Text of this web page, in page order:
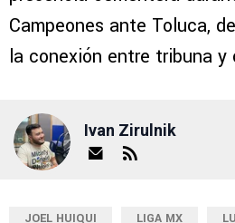
que era aficionado de Cruz
nos ayuda a ganar”,
Campeones ante Toluca,
la conexión entre tribuna y
Ivan Zirulnik